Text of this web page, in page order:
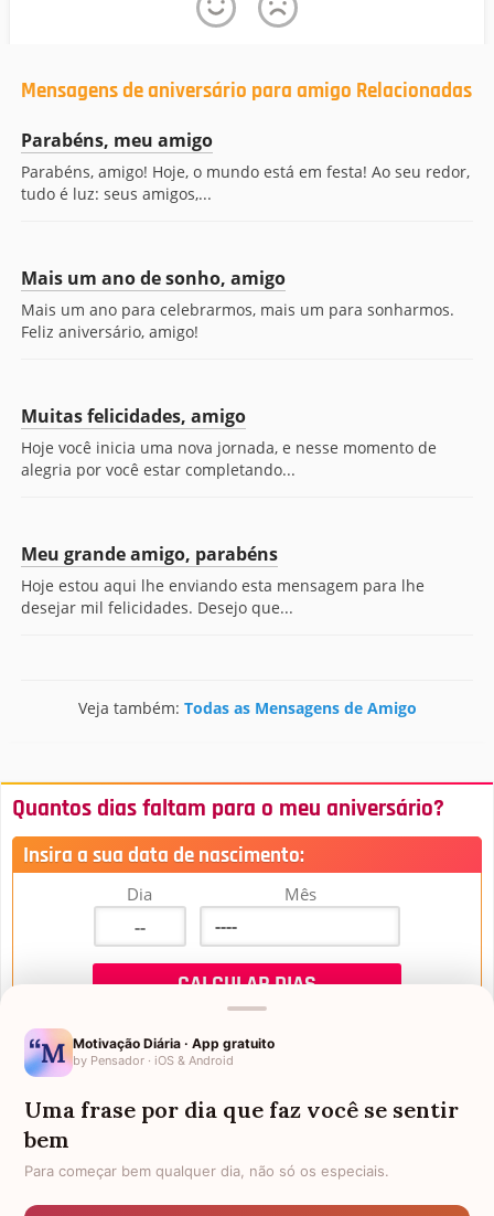
Mensagens de aniversário para amigo Relacionadas
Parabéns, meu amigo
Parabéns, amigo! Hoje, o mundo está em festa! Ao seu redor,
tudo é luz: seus amigos,...
Mais um ano de sonho, amigo
Mais um ano para celebrarmos, mais um para sonharmos.
Feliz aniversário, amigo!
Muitas felicidades, amigo
Hoje você inicia uma nova jornada, e nesse momento de
alegria por você estar completando...
Meu grande amigo, parabéns
Hoje estou aqui lhe enviando esta mensagem para lhe
desejar mil felicidades. Desejo que...
Veja também: Todas as Mensagens de Amigo
Quantos dias faltam para o meu aniversário?
Insira a sua data de nascimento:
Dia Mês
Mensagens de Aniversário
FALTAM 3 DIAS PARA O MEU
ANIVERSÁRIO
Motivação Diária · App gratuito
by Pensador · iOS & Android
Uma frase por dia que faz você se sentir
bem
Para começar bem qualquer dia, não só os especiais.